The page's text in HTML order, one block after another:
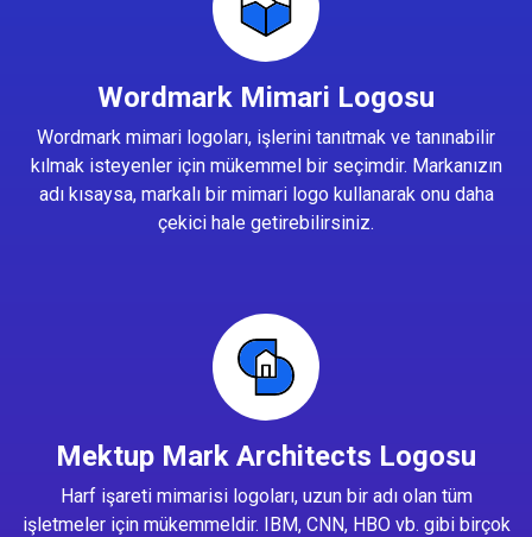
Wordmark Mimari Logosu
Wordmark mimari logoları, işlerini tanıtmak ve tanınabilir
kılmak isteyenler için mükemmel bir seçimdir. Markanızın
adı kısaysa, markalı bir mimari logo kullanarak onu daha
çekici hale getirebilirsiniz.
Mektup Mark Architects Logosu
Harf işareti mimarisi logoları, uzun bir adı olan tüm
işletmeler için mükemmeldir. IBM, CNN, HBO vb. gibi birçok